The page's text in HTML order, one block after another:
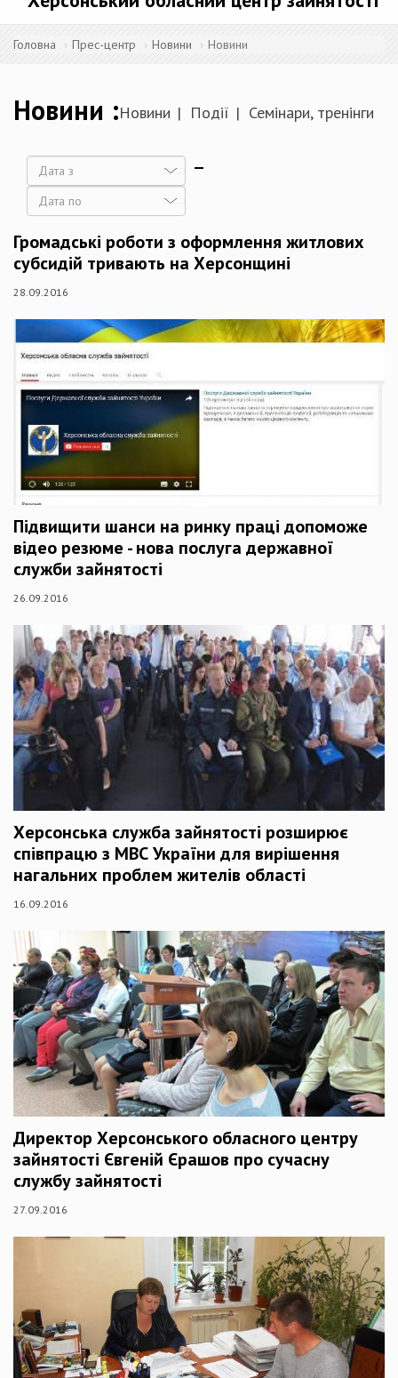
Головна Прес-центр Новини Новини
Новини Новини Події Семінари, тренінги
Дата
Громадські роботи з оформлення житлових
субсидій тривають на Херсонщині
28.09.2016
Підвищити шанси на ринку праці допоможе
відео резюме - нова послуга державної
служби зайнятості
26.09.2016
Херсонська служба зайнятості розширює
співпрацю з МВС України для вирішення
нагальних проблем жителів області
16.09.2016
Директор Херсонського обласного центру
зайнятості Євгеній Єрашов про сучасну
службу зайнятості
27.09.2016